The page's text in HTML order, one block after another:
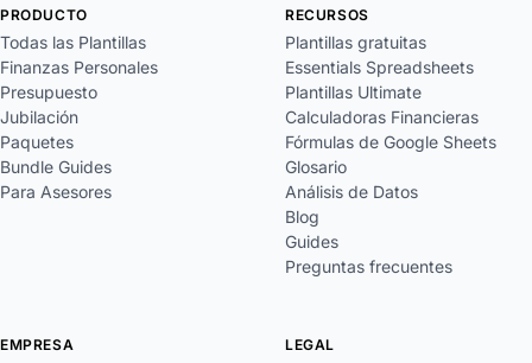
PRODUCTO
Todas las Plantillas
Finanzas Personales
Presupuesto
Jubilación
Paquetes
Bundle Guides
Para Asesores
RECURSOS
Plantillas gratuitas
Essentials Spreadsheets
Plantillas Ultimate
Calculadoras Financieras
Fórmulas de Google Sheets
Glosario
Análisis de Datos
Blog
Guides
Preguntas frecuentes
EMPRESA LEGAL